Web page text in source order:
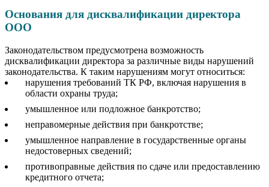
Основания для дисквалификации директора
ООО
Законодательством предусмотрена возможность
дисквалификации директора за различные виды нарушений
законодательства. К таким нарушениям могут относиться:
нарушения требований ТК РФ, включая нарушения в
области охраны труда;
умышленное или подложное банкротство;
неправомерные действия при банкротстве;
умышленное направление в государственные органы
недостоверных сведений;
противоправные действия по сдаче или предоставлению
кредитного отчета;